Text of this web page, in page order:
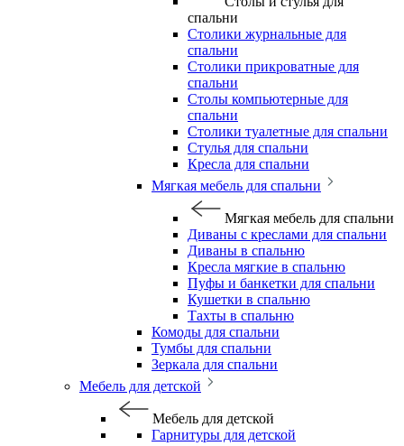
спальни
Столики журнальные для
спальни
Столики прикроватные для
спальни
Столы компьютерные для
спальни
Столики туалетные для спальни
Стулья для спальни
Кресла для спальни
Мягкая мебель для спальни
Мягкая мебель для спальни
Диваны с креслами для спальни
Диваны в спальню
Кресла мягкие в спальню
Пуфы и банкетки для спальни
Кушетки в спальню
Тахты в спальню
Комоды для спальни
Тумбы для спальни
Зеркала для спальни
Мебель для детской
Мебель для детской
Гарнитуры для детской